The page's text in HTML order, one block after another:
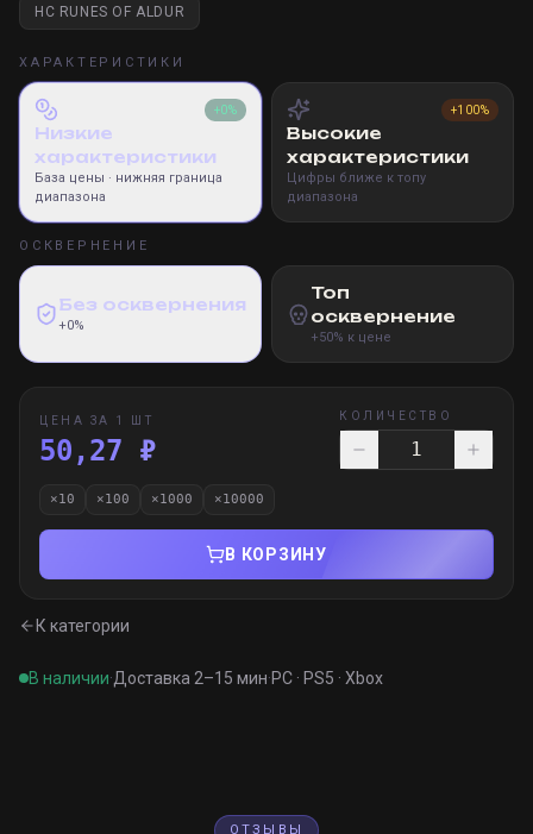
HC RUNES OF ALDUR
ХАРАКТЕРИСТИКИ
+0%
Низкие
характеристики
База цены · нижняя граница
диапазона
+100%
Высокие
характеристики
Цифры ближе к топу
диапазона
ОСКВЕРНЕНИЕ
Без осквернения
+0%
Топ
осквернение
+50% к цене
ЦЕНА ЗА 1 ШТ
50,27 ₽
КОЛИЧЕСТВО
×10 ×100 ×1000 ×10000
В КОРЗИНУ
К категории
В наличии·Доставка 2–15 мин·PC · PS5 · Xbox
ОТЗЫВЫ